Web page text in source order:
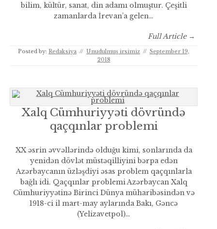
bilim, kültür, sanat, din adamı olmuştur. Çeşitli
zamanlarda İrevan’a gelen…
Full Article →
Posted by: Redaksiya // Unudulmuş irsimiz // September 19,
2018
Xalq Cümhuriyyəti dövründə
qaçqınlar problemi
XX əsrin əvvəllərində olduğu kimi, sonlarında da
yenidən dövlət müstəqilliyini bərpa edən
Azərbaycanın üzləşdiyi əsas problem qaçqınlarla
bağlı idi. Qaçqınlar problemi Azərbaycan Xalq
Cümhuriyyətinə Birinci Dünya müharibəsindən və
1918-ci il mart-may aylarında Bakı, Gəncə
(Yelizavetpol)…